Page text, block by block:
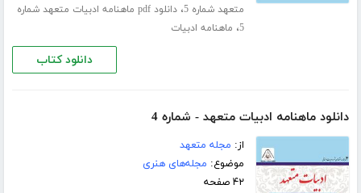
متعهد شماره 5 ،
دانلود pdf ماهنامه ادبیات متعهد شماره
5، ماهنامه ادبیات
دانلود کتاب
دانلود ماهنامه ادبیات متعهد - شماره 4
از: مجله متعهد
موضوع: مجله‌های هنری
۴۲ صفحه